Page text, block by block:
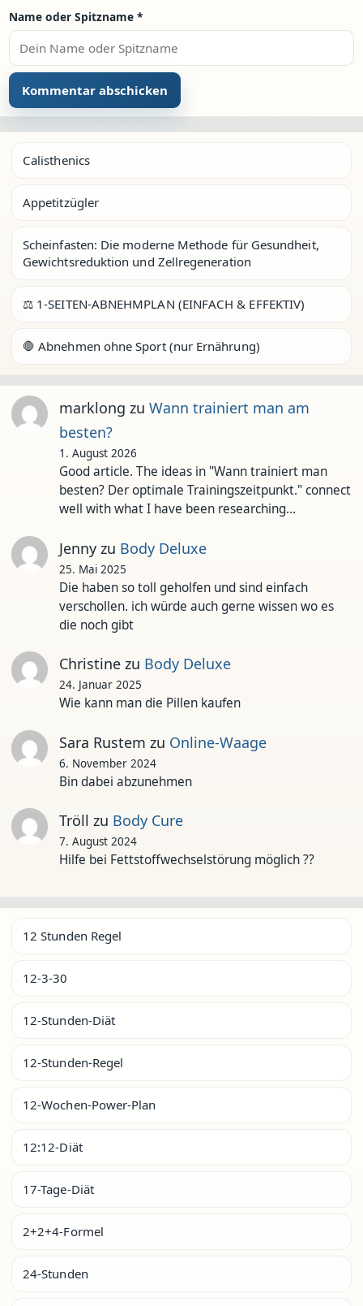
Name oder Spitzname *
Calisthenics
Appetitzügler
Scheinfasten: Die moderne Methode für Gesundheit,
Gewichtsreduktion und Zellregeneration
⚖️ 1-SEITEN-ABNEHMPLAN (EINFACH & EFFEKTIV)
🛑 Abnehmen ohne Sport (nur Ernährung)
marklong zu Wann trainiert man am
besten?
1. August 2026
Good article. The ideas in "Wann trainiert man
besten? Der optimale Trainingszeitpunkt." connect
well with what I have been researching…
Jennyzu Body Deluxe
25. Mai 2025
Die haben so toll geholfen und sind einfach
verschollen. ich würde auch gerne wissen wo es
die noch gibt
Christinezu Body Deluxe
24. Januar 2025
Wie kann man die Pillen kaufen
Sara Rustem zu Online-Waage
6. November 2024
Bin dabei abzunehmen
Tröll zu Body Cure
7. August 2024
Hilfe bei Fettstoffwechselstörung möglich ??
12 Stunden Regel
12-3-30
12-Stunden-Diät
12-Stunden-Regel
12-Wochen-Power-Plan
12:12-Diät
17-Tage-Diät
2+2+4-Formel
24-Stunden